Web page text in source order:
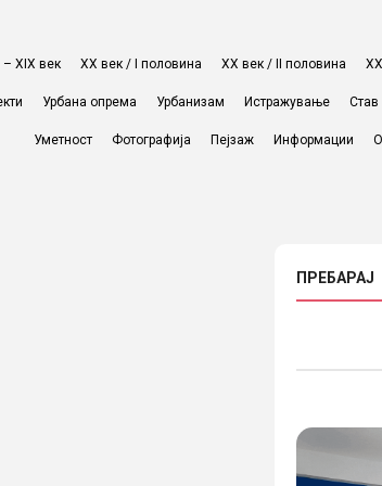
– XIX век ХХ век / I половина ХХ век / II половина
Урбана опрема Урбанизам Истражување Став
Уметност Фотографија Пејзаж Информации
ПРЕБАРАЈ